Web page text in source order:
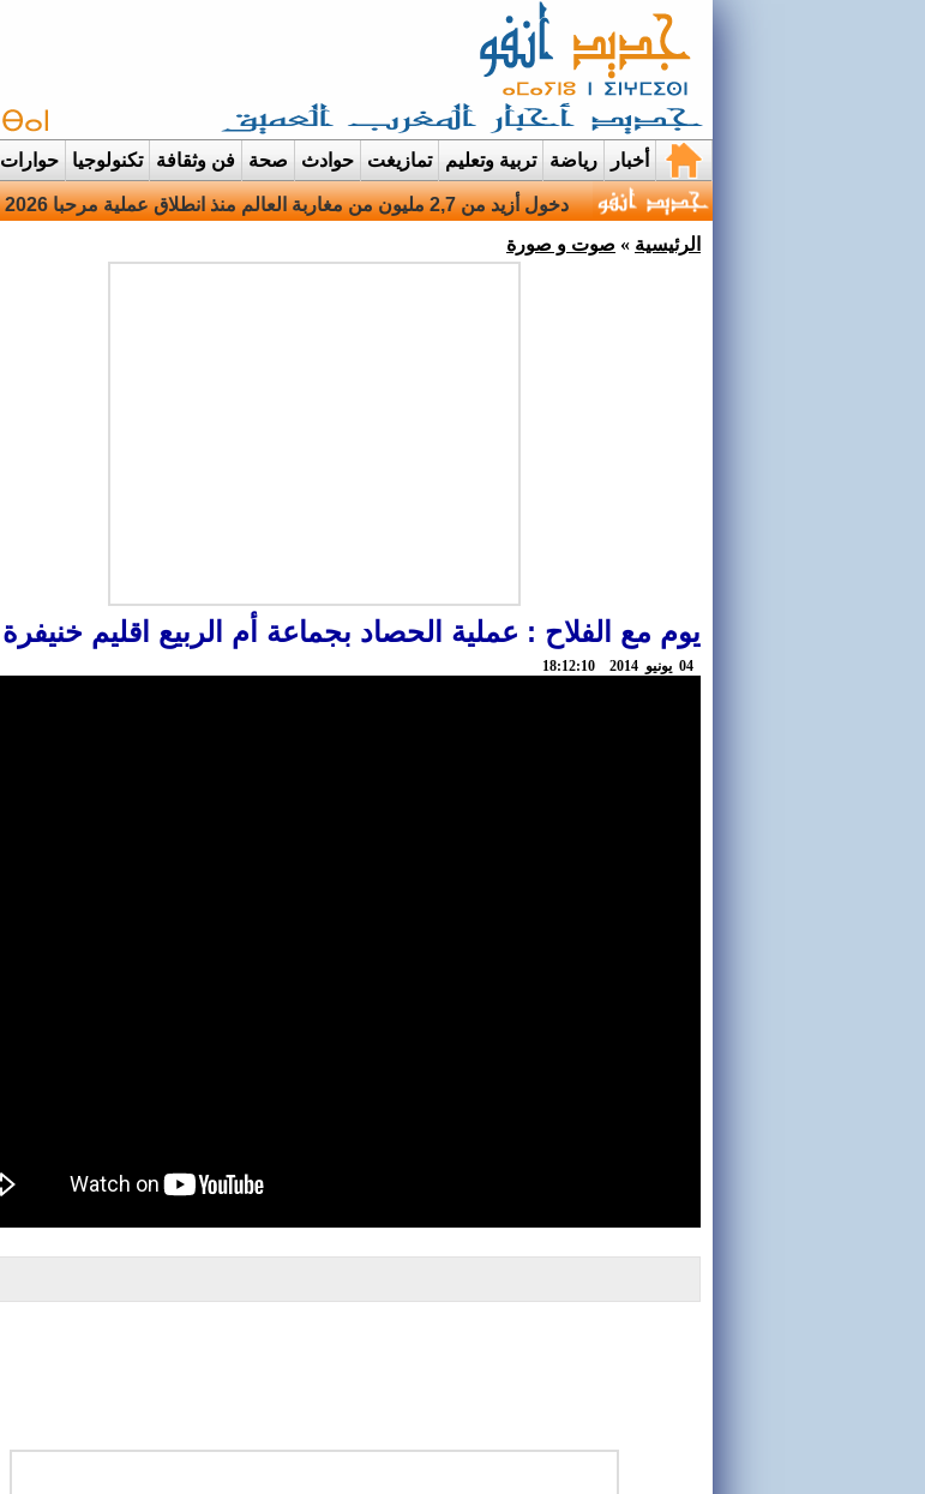
أخبار رياضة تربية وتعليم تمازيغت حوادث صحة فن وثقافة تكنولوجيا حوارات
قرية إيمي نواسيف بتارودانت تتحول الى |
الرئيسية » صوت و صورة
يوم مع الفلاح : عملية الحصاد بجماعة أم الربيع اقليم خنيفرة